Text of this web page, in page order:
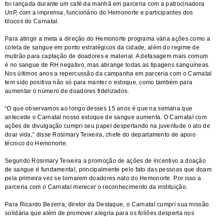
foi lançada durante um café da manhã em parceria com a patrocinadora
UnP, com a imprensa, funcionário do Hemonorte e participantes dos
blocos do Carnatal.
Para atingir a meta a direção do Hemonorte programa vária ações como a
coleta de sangue em ponto estratégicos da cidade, além do regime de
mutirão para captação de doadores e material. A defasagem mais comum
é no sangue de RH negativo, mas abrange todas as tipagens sanguíneas.
Nos últimos anos a repercussão da campanha em parceria com o Carnatal
tem sido positiva não só para manter o estoque, como também para
aumentar o número de doadores fidelizados.
“O que observamos ao longo desses 15 anos é que na semana que
antecede o Carnatal nosso estoque de sangue aumenta. O Carnatal com
ações de divulgação cumpri seu papel despertando na juventude o ato de
doar vida,” disse Rosimary Teixeira, chefe do departamento de apoio
técnico do Hemonorte.
Segundo Rosimary Teixeira a promoção de ações de incentivo a doação
de sangue é fundamental, principalmente pelo fato das pessoas que doam
pela primeira vez se tornarem doadores nato do Hemonorte. Por isso a
parceria com o Carnatal merecer o reconhecimento da instituição.
Para Ricardo Bezerra, diretor da Destaque, o Carnatal cumpri sua missão
solidária que além de promover alegria para os foliões desperta nos